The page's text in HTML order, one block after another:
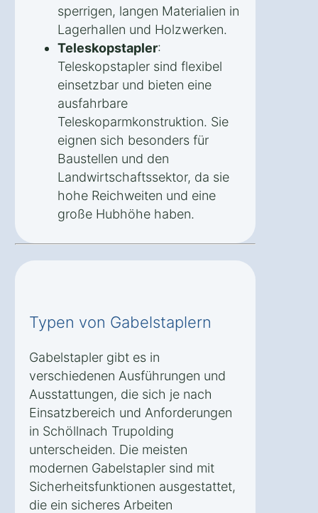
sperrigen, langen Materialien in
Lagerhallen und Holzwerken.
Teleskopstapler:
Teleskopstapler sind flexibel
einsetzbar und bieten eine
ausfahrbare
Teleskoparmkonstruktion. Sie
eignen sich besonders für
Baustellen und den
Landwirtschaftssektor, da sie
hohe Reichweiten und eine
große Hubhöhe haben.
Typen von Gabelstaplern
Gabelstapler gibt es in
verschiedenen Ausführungen und
Ausstattungen, die sich je nach
Einsatzbereich und Anforderungen
in Schöllnach Trupolding
unterscheiden. Die meisten
modernen Gabelstapler sind mit
Sicherheitsfunktionen ausgestattet,
die ein sicheres Arbeiten